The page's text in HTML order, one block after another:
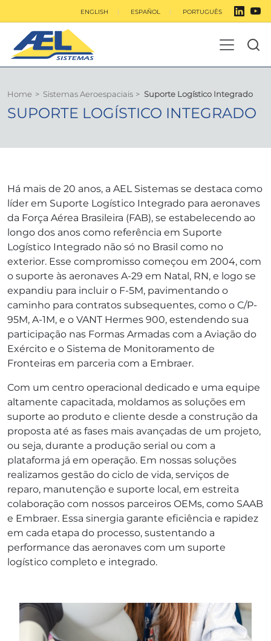
ENGLISH ESPAÑOL PORTUGUÊS
Home > Sistemas Aeroespaciais> Suporte Logístico Integrado
SUPORTE LOGÍSTICO INTEGRADO
Há mais de 20 anos, a AEL Sistemas se destaca como
líder em Suporte Logístico Integrado para aeronaves
da Força Aérea Brasileira (FAB), se estabelecendo ao
longo dos anos como referência em Suporte
Logístico Integrado não só no Brasil como no
exterior. Esse compromisso começou em 2004, com
o suporte às aeronaves A-29 em Natal, RN, e logo se
expandiu para incluir o F-5M, pavimentando o
caminho para contratos subsequentes, como o C/P-
95M, A-1M, e o VANT Hermes 900, estendendo sua
participação nas Formas Armadas com a Aviação do
Exército e o Sistema de Monitoramento de
Fronteiras em parceria com a Embraer.
Com um centro operacional dedicado e uma equipe
altamente capacitada, moldamos as soluções em
suporte ao produto e cliente desde a construção da
proposta até as fases mais avançadas de um projeto,
ou seja, durante a produção serial ou com a
plataforma já em operação. Em nossas soluções
realizamos gestão do ciclo de vida, serviços de
reparo, manutenção e suporte local, em estreita
colaboração com nossos parceiros OEMs, como SAAB
e Embraer. Essa sinergia garante eficiência e rapidez
em cada etapa do processo, sustentando a
performance das aeronaves com um suporte
logístico completo e integrado.